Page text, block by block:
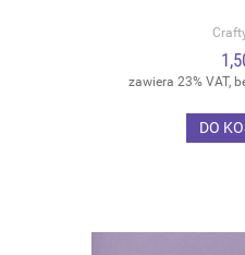
zawiera 23% VAT,
DO